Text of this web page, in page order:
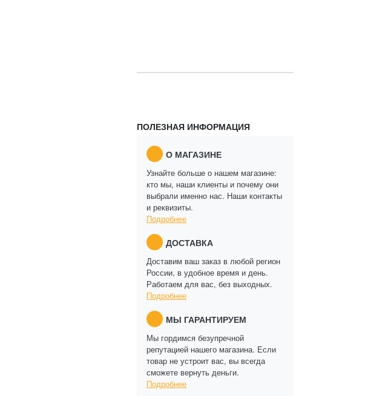
ПОЛЕЗНАЯ ИНФОРМАЦИЯ
О МАГАЗИНЕ
Узнайте больше о нашем магазине:
кто мы, наши клиенты и почему они
выбрали именно нас. Наши контакты
и реквизиты.
Подробнее
ДОСТАВКА
Доставим ваш заказ в любой регион
России, в удобное время и день.
Работаем для вас, без выходных.
Подробнее
МЫ ГАРАНТИРУЕМ
Мы гордимся безупречной
репутацией нашего магазина. Если
товар не устроит вас, вы всегда
сможете вернуть деньги.
Подробнее